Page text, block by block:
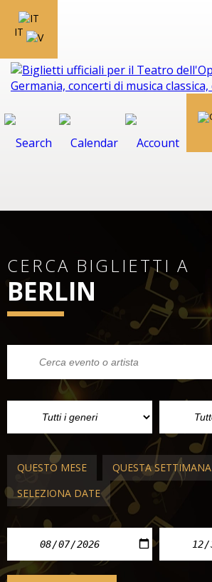
IT
CERCA BIGLIETTI A
BERLIN
QUESTO MESE
QUESTA SETTIMANA
SELEZIONA DATE